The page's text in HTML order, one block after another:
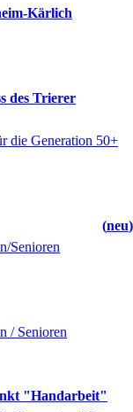
Kärlich
des Trierer
die Generation 50+
neu
Senioren
/ Senioren
"Handarbeit"